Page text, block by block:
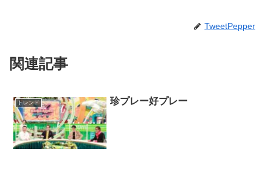
TweetPepper
関連記事
トレンド 珍プレー好プレー